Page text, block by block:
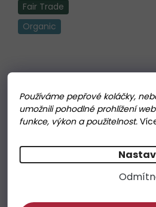
Používáme pepřové koláčky,
umožnili pohodlné prohlížení
funkce, výkon a použitelnost.
Fair Trade
Organic